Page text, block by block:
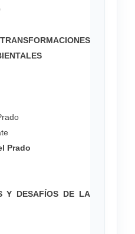
Prado
Y DESAFÍOS DE LA